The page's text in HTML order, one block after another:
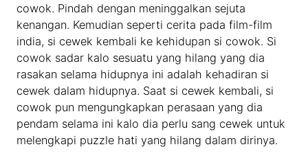
cowok. Pindah dengan meninggalkan sejuta
kenangan. Kemudian seperti cerita pada film-film
india, si cewek kembali ke kehidupan si cowok. Si
cowok sadar kalo sesuatu yang hilang yang dia
rasakan selama hidupnya ini adalah kehadiran si
cewek dalam hidupnya. Saat si cewek kembali, si
cowok pun mengungkapkan perasaan yang dia
pendam selama ini kalo dia perlu sang cewek untuk
melengkapi puzzle hati yang hilang dalam dirinya.